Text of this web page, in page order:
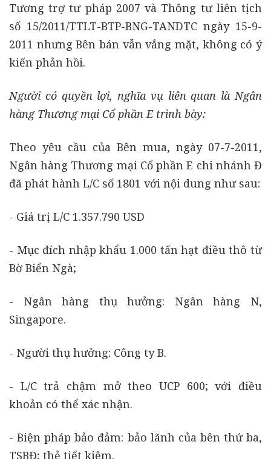
Tương trợ tư pháp 2007 và Thông tư liên tịch
số 15/2011/TTLT-BTP-BNG-TANDTC ngày 15-9-
2011 nhưng Bên bán vẫn vắng mặt, không có ý
kiến phản hồi.
Người có quyền lợi, nghĩa vụ liên quan là Ngân
hàng Thương mại Cổ phần E trình bày:
Theo yêu cầu của Bên mua, ngày 07-7-2011,
Ngân hàng Thương mại Cổ phần E chi nhánh Đ
đã phát hành L/C số 1801 với nội dung như sau:
- Giá trị L/C 1.357.790 USD
- Mục đích nhập khẩu 1.000 tấn hạt điều thô từ
Bờ Biển Ngà;
- Ngân hàng thụ hưởng: Ngân hàng N,
Singapore.
- Người thụ hưởng: Công ty B.
- L/C trả chậm mở theo UCP 600; với điều
khoản có thể xác nhận.
- Biện pháp bảo đảm: bảo lãnh của bên thứ ba,
TSBĐ; thẻ tiết kiệm.